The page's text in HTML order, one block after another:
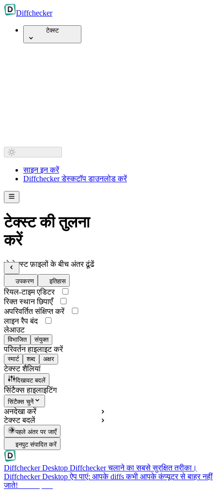
Diffchecker
टेक्स्ट
साइन इन करें
Diffchecker डेस्कटॉप डाउनलोड करें
टेक्स्ट की तुलना
करें
दो टेक्स्ट फ़ाइलों के बीच अंतर ढूंढें
उपकरण इतिहास
रियल-टाइम एडिटर
रिक्त स्थान छिपाएँ
अपरिवर्तित संक्षिप्त करें
लाइन रैप बंद
लेआउट
विभाजित संयुक्त
परिवर्तन हाइलाइट करें
स्मार्ट शब्द अक्षर
टेक्स्ट शैलियां
दिखावट बदलें
सिंटैक्स हाइलाइटिंग
सिंटैक्स चुनें
अनदेखा करें
टेक्स्ट बदलें
पहले अंतर पर जाएँ
इनपुट संपादित करें
Diffchecker Desktop Diffchecker चलाने का सबसे सुरक्षित तरीका।
Diffchecker Desktop ऐप पाएं: आपके diffs कभी आपके कंप्यूटर से बाहर नहीं
जाते!